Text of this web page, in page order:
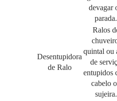
devagar
parada.
Desentupidora
de Ralo
Ralos
quintal ou
de
entupidos
cabelo
sujeira.